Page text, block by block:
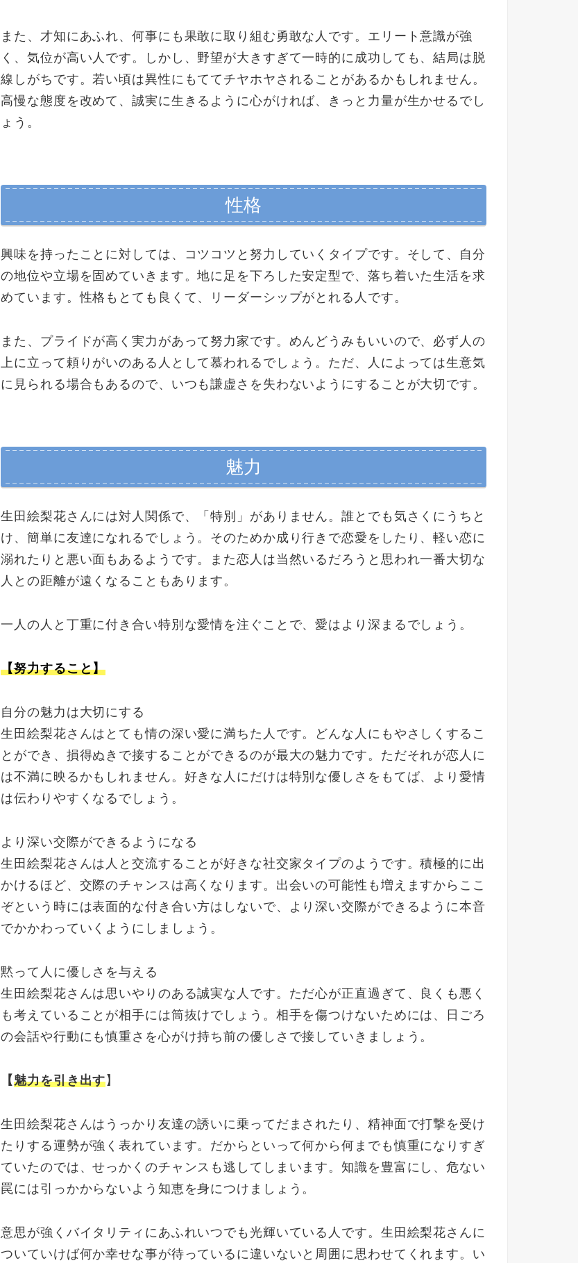
また、才知にあふれ、何事にも果敢に取り組む勇敢な人です。エリート意識が強
く、気位が高い人です。しかし、野望が大きすぎて一時的に成功しても、結局は脱
線しがちです。若い頃は異性にもててチヤホヤされることがあるかもしれません。
高慢な態度を改めて、誠実に生きるように心がければ、きっと力量が生かせるでし
ょう。
性格
興味を持ったことに対しては、コツコツと努力していくタイプです。そして、自分
の地位や立場を固めていきます。地に足を下ろした安定型で、落ち着いた生活を求
めています。性格もとても良くて、リーダーシップがとれる人です。
また、プライドが高く実力があって努力家です。めんどうみもいいので、必ず人の
上に立って頼りがいのある人として慕われるでしょう。ただ、人によっては生意気
に見られる場合もあるので、いつも謙虚さを失わないようにすることが大切です。
魅力
生田絵梨花さんには対人関係で、「特別」がありません。誰とでも気さくにうちと
け、簡単に友達になれるでしょう。そのためか成り行きで恋愛をしたり、軽い恋に
溺れたりと悪い面もあるようです。また恋人は当然いるだろうと思われ一番大切な
人との距離が遠くなることもあります。
一人の人と丁重に付き合い特別な愛情を注ぐことで、愛はより深まるでしょう。
【努力すること】
自分の魅力は大切にする
生田絵梨花さんはとても情の深い愛に満ちた人です。どんな人にもやさしくするこ
とができ、損得ぬきで接することができるのが最大の魅力です。ただそれが恋人に
は不満に映るかもしれません。好きな人にだけは特別な優しさをもてば、より愛情
は伝わりやすくなるでしょう。
より深い交際ができるようになる
生田絵梨花さんは人と交流することが好きな社交家タイプのようです。積極的に出
かけるほど、交際のチャンスは高くなります。出会いの可能性も増えますからここ
ぞという時には表面的な付き合い方はしないで、より深い交際ができるように本音
でかかわっていくようにしましょう。
黙って人に優しさを与える
生田絵梨花さんは思いやりのある誠実な人です。ただ心が正直過ぎて、良くも悪く
も考えていることが相手には筒抜けでしょう。相手を傷つけないためには、日ごろ
の会話や行動にも慎重さを心がけ持ち前の優しさで接していきましょう。
【魅力を引き出す】
生田絵梨花さんはうっかり友達の誘いに乗ってだまされたり、精神面で打撃を受け
たりする運勢が強く表れています。だからといって何から何までも慎重になりすぎ
ていたのでは、せっかくのチャンスも逃してしまいます。知識を豊富にし、危ない
罠には引っかからないよう知恵を身につけましょう。
意思が強くバイタリティにあふれいつでも光輝いている人です。生田絵梨花さんに
ついていけば何か幸せな事が待っているに違いないと周囲に思わせてくれます。い